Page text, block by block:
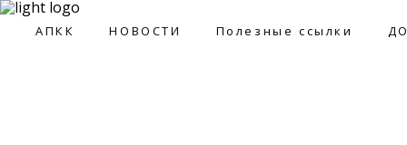
АПКК НОВОСТИ Полезные ссылки